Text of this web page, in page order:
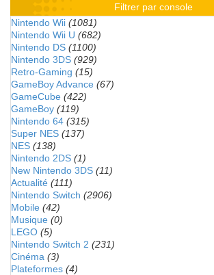
Filtrer par console
Nintendo Wii (1081)
Nintendo Wii U (682)
Nintendo DS (1100)
Nintendo 3DS (929)
Retro-Gaming (15)
GameBoy Advance (67)
GameCube (422)
GameBoy (119)
Nintendo 64 (315)
Super NES (137)
NES (138)
Nintendo 2DS (1)
New Nintendo 3DS (11)
Actualité (111)
Nintendo Switch (2906)
Mobile (42)
Musique (0)
LEGO (5)
Nintendo Switch 2 (231)
Cinéma (3)
Plateformes (4)